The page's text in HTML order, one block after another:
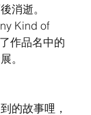
消逝。
Kind of
作品名中的
。
的故事哩，